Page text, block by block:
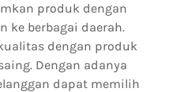
produk dengan
ke berbagai daerah.
dengan produk
Dengan adanya
dapat memilih